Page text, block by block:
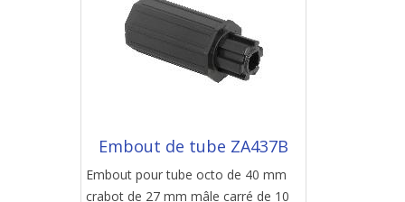
Embout de tube ZA437B
Embout pour tube octo de 40 mm
crabot de 27 mm mâle carré de 10